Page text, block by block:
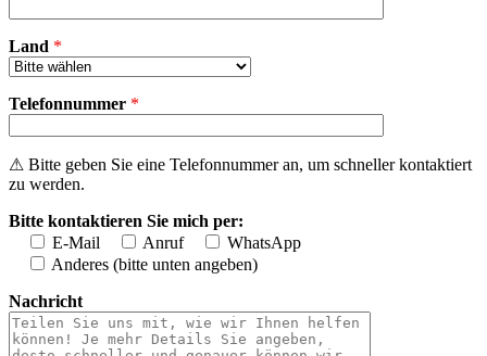
Land *
Telefonnummer *
⚠ Bitte geben Sie eine Telefonnummer an, um schneller kontaktiert
zu werden.
Bitte kontaktieren Sie mich per:
E-Mail
Anruf
WhatsApp
Anderes (bitte unten angeben)
Nachricht